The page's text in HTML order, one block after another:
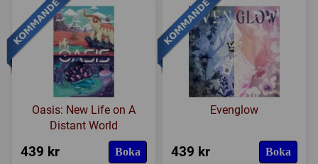
Oasis: New Life on A
Distant World
439 kr Boka
Evenglow
439 kr Boka